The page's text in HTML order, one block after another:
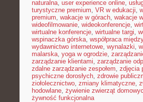
naturalna, user experience online,
turystyczne premium, VR w edukacji,
premium, wakacje w górach, wakacje
wideofilmowanie, wideokonferencje,
wirtualne konferencje, wirtualne targi,
wspinaczka górska, współpraca
wydawnictwo internetowe, wynalazki,
malarska, yoga w ogrodzie,
zarządzanie klientami, zarządzanie
zdalne zarządzanie zespołem, zdjęcia
psychiczne dorosłych, zdrowie
ziołolecznictwo, zmiany klimatyczne,
hodowlane, żywienie zwierząt
żywność funkcjonalna